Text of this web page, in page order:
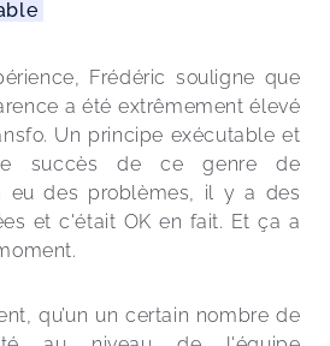
Frédéric souligne que
a été extrêmement élevé
Un principe exécutable et
succès de ce genre de
eu des problèmes, il y a des
et c'était OK en fait. Et ça a
qu’un un certain nombre de